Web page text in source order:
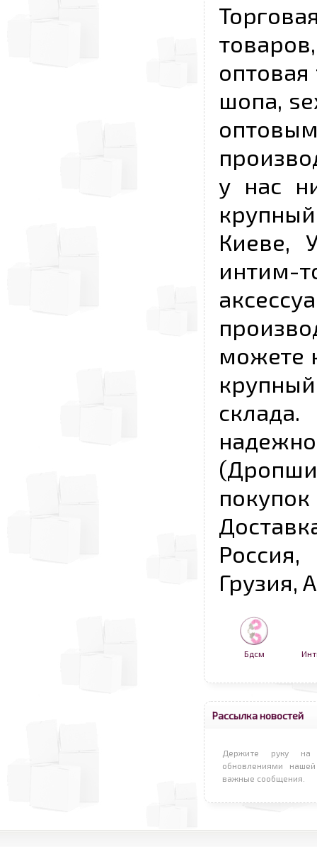
шопа,
у нас
Киеве,
можете
Грузия,
Бдсм
Рассылка новостей
Держите руку на
обновлениями
важные сообщения.